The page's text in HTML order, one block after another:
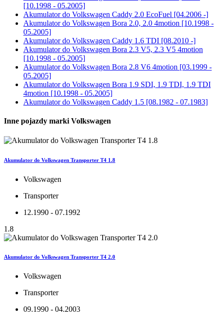
[10.1998 - 05.2005]
Akumulator do Volkswagen Caddy 2.0 EcoFuel [04.2006 -]
Akumulator do Volkswagen Bora 2.0, 2.0 4motion [10.1998 -
05.2005]
Akumulator do Volkswagen Caddy 1.6 TDI [08.2010 -]
Akumulator do Volkswagen Bora 2.3 V5, 2.3 V5 4motion
[10.1998 - 05.2005]
Akumulator do Volkswagen Bora 2.8 V6 4motion [03.1999 -
05.2005]
Akumulator do Volkswagen Bora 1.9 SDI, 1.9 TDI, 1.9 TDI
4motion [10.1998 - 05.2005]
Akumulator do Volkswagen Caddy 1.5 [08.1982 - 07.1983]
Inne pojazdy marki Volkswagen
Akumulator do Volkswagen Transporter T4 1.8
Volkswagen
Transporter
12.1990 - 07.1992
1.8
Akumulator do Volkswagen Transporter T4 2.0
Volkswagen
Transporter
09.1990 - 04.2003